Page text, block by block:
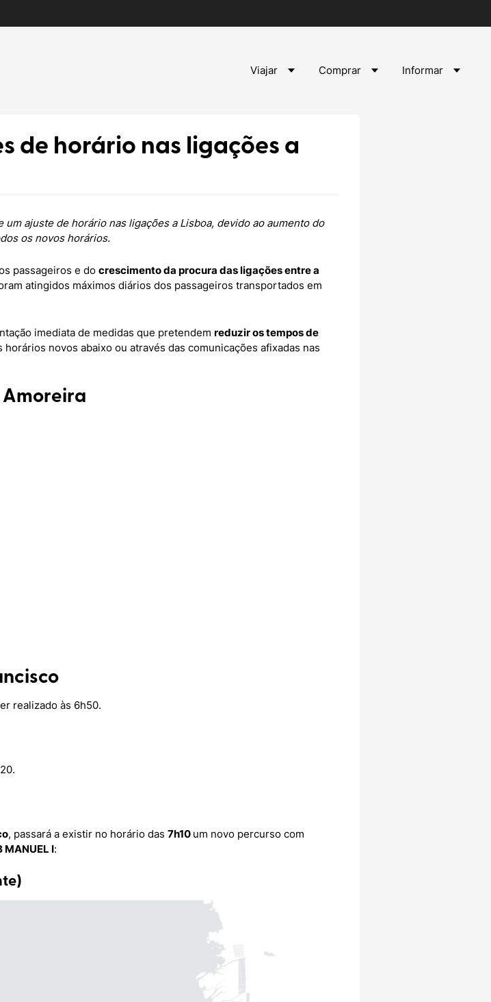
Viajar Comprar Informar
de horário nas ligações a
ajuste de horário nas ligações a Lisboa, devido ao aumento do
os novos horários.
passageiros e do crescimento da procura das ligações entre a
atingidos máximos diários dos passageiros transportados em
imediata de medidas que pretendem reduzir os tempos de
novos abaixo ou através das comunicações afixadas nas
Amoreira
realizado às 6h50.
, passará a existir no horário das 7h10 um novo percurso com
MANUEL I: